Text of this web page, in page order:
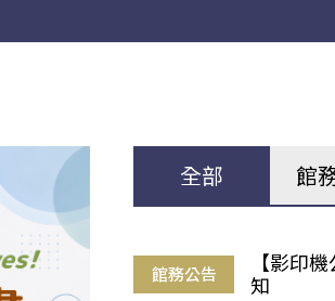
全部 館
館務公告
【影印
知